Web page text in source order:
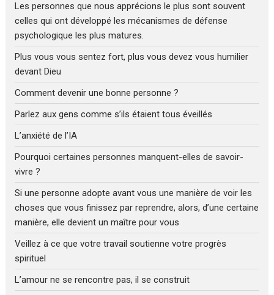
Les personnes que nous apprécions le plus sont souvent
celles qui ont développé les mécanismes de défense
psychologique les plus matures.
Plus vous vous sentez fort, plus vous devez vous humilier
devant Dieu
Comment devenir une bonne personne ?
Parlez aux gens comme s’ils étaient tous éveillés
L’anxiété de l’IA
Pourquoi certaines personnes manquent-elles de savoir-
vivre ?
Si une personne adopte avant vous une manière de voir les
choses que vous finissez par reprendre, alors, d’une certaine
manière, elle devient un maître pour vous
Veillez à ce que votre travail soutienne votre progrès
spirituel
L’amour ne se rencontre pas, il se construit